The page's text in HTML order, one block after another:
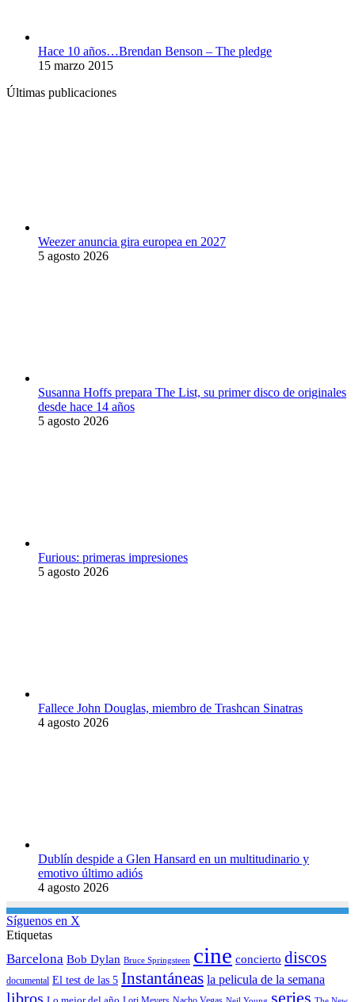
Hace 10 años…Brendan Benson – The pledge
15 marzo 2015
Últimas publicaciones
Weezer anuncia gira europea en 2027
5 agosto 2026
Susanna Hoffs prepara The List, su primer disco de originales
desde hace 14 años
5 agosto 2026
Furious: primeras impresiones
5 agosto 2026
Fallece John Douglas, miembro de Trashcan Sinatras
4 agosto 2026
Dublín despide a Glen Hansard en un multitudinario y
emotivo último adiós
4 agosto 2026
Síguenos en X
Etiquetas
Barcelona Bob Dylan Bruce Springsteen cine concierto discos
documental El test de las 5 Instantáneas la pelicula de la semana
libros